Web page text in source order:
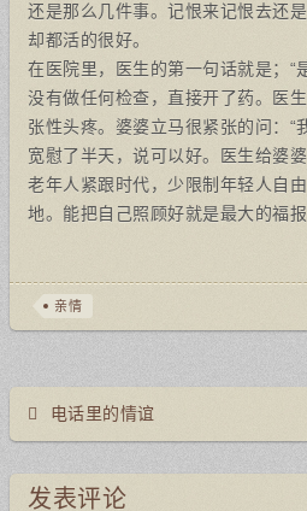
还是那么几件事。记恨来记恨去还
却都活的很好。
在医院里，医生的第一句话就是；“
没有做任何检查，直接开了药。医
张性头疼。婆婆立马很紧张的问：“
宽慰了半天，说可以好。医生给婆
老年人紧跟时代，少限制年轻人自
地。能把自己照顾好就是最大的福报
亲情
电话里的情谊
发表评论